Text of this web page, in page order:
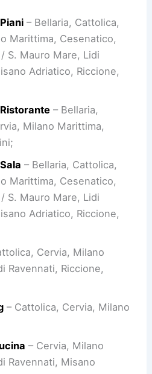
– Bellaria, Cattolica,
Marittima, Cesenatico,
S. Mauro Mare, Lidi
Adriatico, Riccione,
– Bellaria,
Milano Marittima,
– Bellaria, Cattolica,
Marittima, Cesenatico,
S. Mauro Mare, Lidi
Adriatico, Riccione,
Cervia, Milano
Ravennati, Riccione,
– Cattolica, Cervia, Milano
– Cervia, Milano
Ravennati, Misano